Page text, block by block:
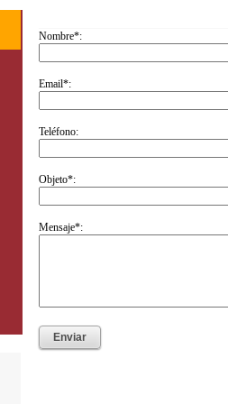
Nombre*:
Email*:
Teléfono:
Objeto*:
Mensaje*: